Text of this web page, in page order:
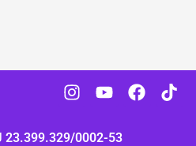
23.399.329/0002-53